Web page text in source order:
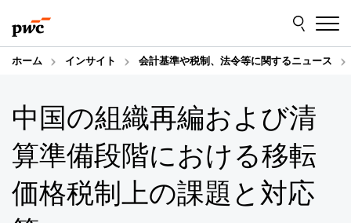
to
content
to
footer
ホーム インサイト 会計基準や税制、法令等に関するニュース
中国の組織再編および清
算準備段階における移転
価格税制上の課題と対応